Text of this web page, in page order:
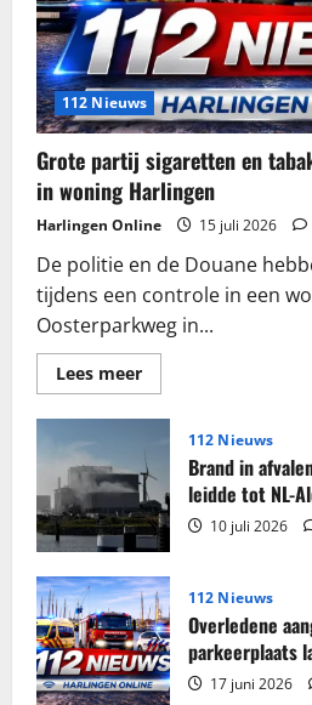
112 Nieuws
Grote partij sigaretten en
in woning Harlingen
Harlingen Online 15 juli 2026
De politie en de Douane
tijdens een controle in een
Oosterparkweg in...
Lees meerLees
meer
Grote
sigaretten
en
tabak
in
beslag
genomen
in
woning
Harlingen
112 Nieuws
Brand in
leidde tot NL-
10 juli 2026
112 Nieuws
Overledene
parkeerplaats
17 juni 2026